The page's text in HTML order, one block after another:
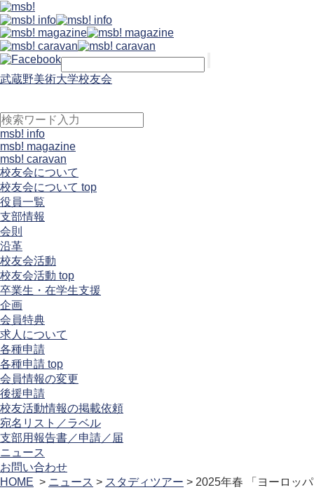
武蔵野美術大学校友会
msb! info
msb! magazine
msb! caravan
校友会について
校友会について top
役員一覧
支部情報
会則
沿革
校友会活動
校友会活動 top
卒業生・在学生支援
企画
会員特典
求人について
各種申請
各種申請 top
会員情報の変更
後援申請
校友活動情報の掲載依頼
宛名リスト／ラベル
支部用報告書／申請／届
ニュース
お問い合わせ
HOME > ニュース > スタディツアー > 2025年春 「ヨーロッパ